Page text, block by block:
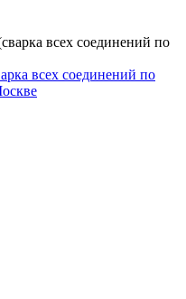
всех соединений по